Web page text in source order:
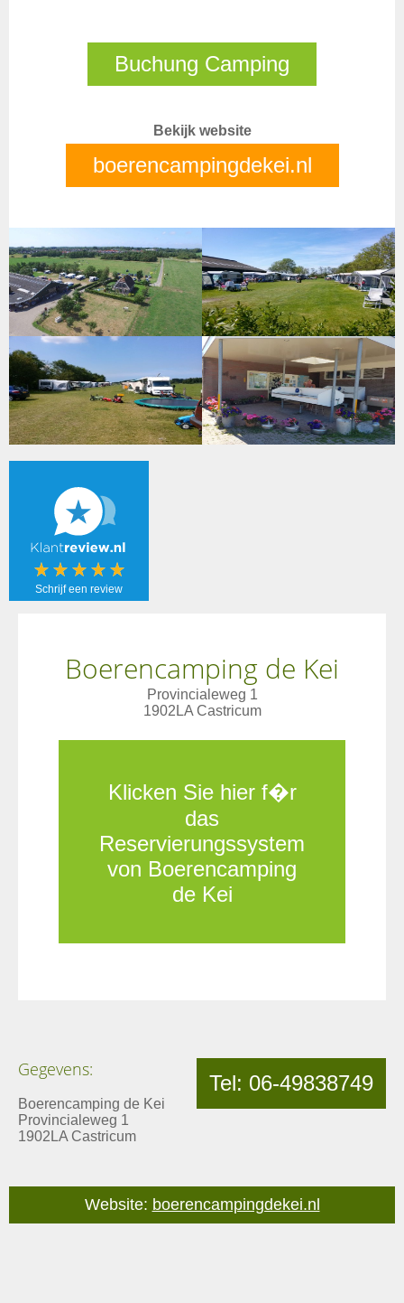
Buchung Camping
Bekijk website
boerencampingdekei.nl
Schrijf een review
Schrijf een
review!
Boerencamping de Kei
Provincialeweg 1
1902LA Castricum
Klicken Sie hier f�r
das
Reservierungssystem
von Boerencamping
de Kei
Tel: 06-49838749
Gegevens:
Boerencamping de Kei
Provincialeweg 1
1902LA Castricum
Website: boerencampingdekei.nl